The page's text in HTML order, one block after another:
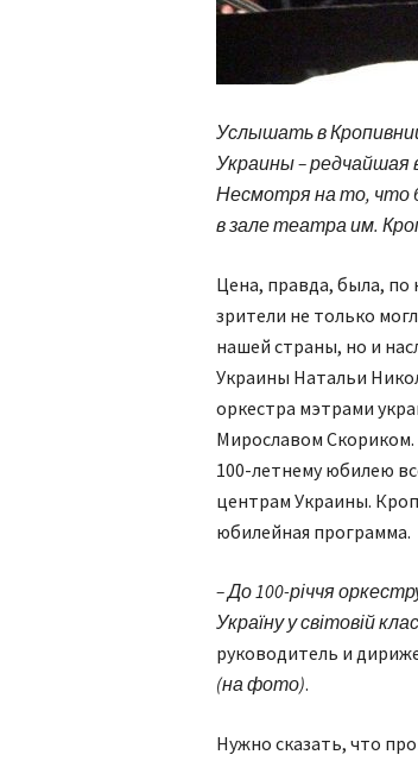
Услышать в
Украины –
Несмотря на то, что
в зале театра им.
Цена, правда, была, по
зрители не только
нашей страны, но и
Украины Натальи
оркестра мэтрами
Мирославом Скориком.
100-летнему юбилею
центрам Украины.
юбилейная программа.
– До 100-річчя
Україну у світовій
руководитель и
(на фото).
Нужно сказать, что